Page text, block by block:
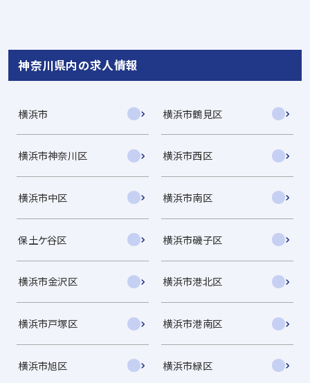
神奈川県内の求人情報
横浜市 横浜市鶴見区
横浜市神奈川区 横浜市西区
横浜市中区 横浜市南区
保土ケ谷区 横浜市磯子区
横浜市金沢区 横浜市港北区
横浜市戸塚区 横浜市港南区
横浜市旭区 横浜市緑区